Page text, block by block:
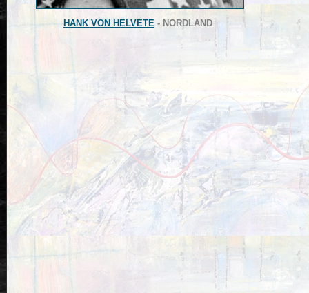
HANK VON HELVETE - NORDLAND